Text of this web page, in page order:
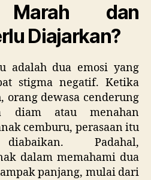
Marah dan
Diajarkan?
adalah dua emosi yang
stigma negatif. Ketika
orang dewasa cenderung
diam atau menahan
cemburu, perasaan itu
Padahal,
dalam memahami dua
panjang, mulai dari